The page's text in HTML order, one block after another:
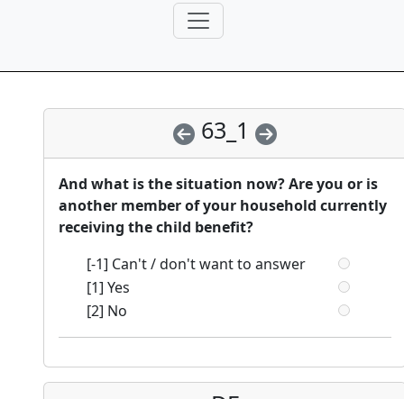
63_1
And what is the situation now? Are you or is
another member of your household currently
receiving the child benefit?
[-1] Can't / don't want to answer
[1] Yes
[2] No